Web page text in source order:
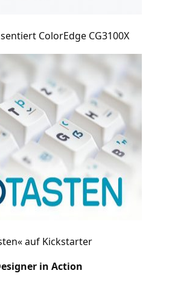
ColorEdge CG3100X
auf Kickstarter
in Action